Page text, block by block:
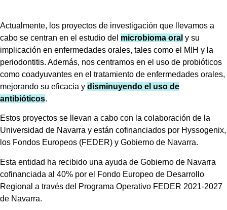
Actualmente, los proyectos de investigación que llevamos a
cabo se centran en el estudio del microbioma oral y su
implicación en enfermedades orales, tales como el MIH y la
periodontitis. Además, nos centramos en el uso de probióticos
como coadyuvantes en el tratamiento de enfermedades orales,
mejorando su eficacia y disminuyendo el uso de
antibióticos.
Estos proyectos se llevan a cabo con la colaboración de la
Universidad de Navarra y están cofinanciados por Hyssogenix,
los Fondos Europeos (FEDER) y Gobierno de Navarra.
Esta entidad ha recibido una ayuda de Gobierno de Navarra
cofinanciada al 40% por el Fondo Europeo de Desarrollo
Regional a través del Programa Operativo FEDER 2021-2027
de Navarra.